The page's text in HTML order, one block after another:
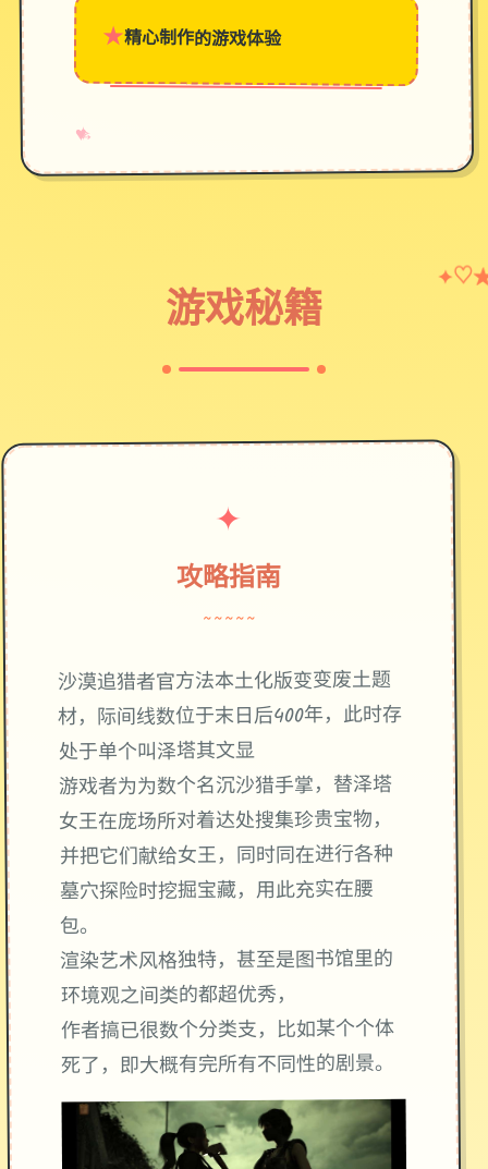
★精心制作的游戏体验
♥
✧
→
游戏秘籍
✦♡
✦
攻略指南
~~~~~
沙漠追猎者官方法本土化版变变废土题
材，际间线数位于末日后400年，此时存
处于单个叫泽塔其文显
游戏者为为数个名沉沙猎手掌，替泽塔
女王在庞场所对着达处搜集珍贵宝物，
并把它们献给女王，同时同在进行各种
墓穴探险时挖掘宝藏，用此充实在腰
包。
渲染艺术风格独特，甚至是图书馆里的
环境观之间类的都超优秀，
作者搞已很数个分类支，比如某个个体
死了，即大概有完所有不同性的剧景。